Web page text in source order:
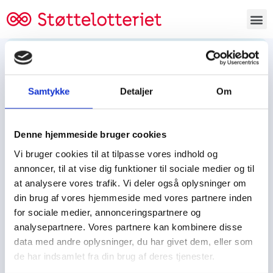
Samtykke Detaljer Om
Denne hjemmeside bruger cookies
Vi bruger cookies til at tilpasse vores indhold og
annoncer, til at vise dig funktioner til sociale medier og til
at analysere vores trafik. Vi deler også oplysninger om
din brug af vores hjemmeside med vores partnere inden
for sociale medier, annonceringspartnere og
analysepartnere. Vores partnere kan kombinere disse
data med andre oplysninger, du har givet dem, eller som
de har indsamlet fra din brug af deres tjenester.
Tjen penge og støt
Tjen penge til:
Spejdere/spejdergruppen/FDF’ere, m.fl.
Kontor
Tjenpengeogstoet.dk
Ejby Industrivej 91
DK – 2600 Glostrup
CVR: 19347508